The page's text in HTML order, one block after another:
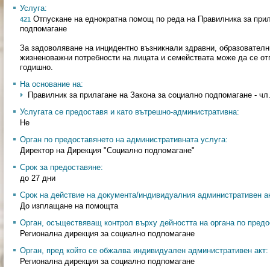
Услуга:
421 Отпускане на еднократна помощ по реда на Правилника за
подпомагане
За задоволяване на инцидентно възникнали здравни,
жизненоважни потребности на лицата и семействата може да се
годишно.
На основание на:
Правилник за прилагане на Закона за социално подпомагане -
Услугата се предоставя и като вътрешно-административна:
Не
Орган по предоставянето на административната услуга:
Директор на Дирекция "Социално подпомагане"
Срок за предоставяне:
до 27 дни
Срок на действие на документа/индивидуалния административен
До изплащане на помощта
Орган, осъществяващ контрол върху дейността на органа по
Регионална дирекция за социално подпомагане
Орган, пред който се обжалва индивидуален административен акт:
Регионална дирекция за социално подпомагане